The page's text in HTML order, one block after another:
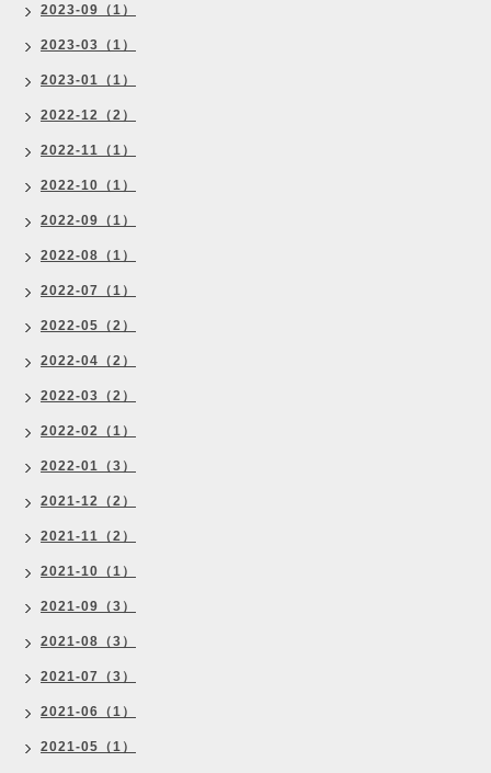
2023-09（1）
2023-03（1）
2023-01（1）
2022-12（2）
2022-11（1）
2022-10（1）
2022-09（1）
2022-08（1）
2022-07（1）
2022-05（2）
2022-04（2）
2022-03（2）
2022-02（1）
2022-01（3）
2021-12（2）
2021-11（2）
2021-10（1）
2021-09（3）
2021-08（3）
2021-07（3）
2021-06（1）
2021-05（1）